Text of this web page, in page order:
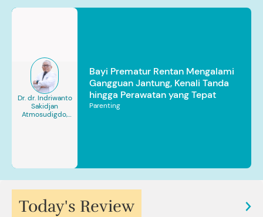
Dr. dr. Indriwanto
Sakidjan
Atmosudigdo,
Bayi Prematur Rentan Mengalami
Gangguan Jantung, Kenali Tanda
hingga Perawatan yang Tepat
Parenting
Today's Review